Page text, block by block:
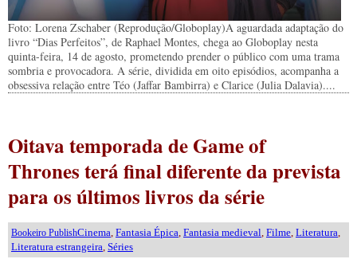
Foto: Lorena Zschaber (Reprodução/Globoplay)A aguardada adaptação do
livro “Dias Perfeitos”, de Raphael Montes, chega ao Globoplay nesta
quinta-feira, 14 de agosto, prometendo prender o público com uma trama
sombria e provocadora. A série, dividida em oito episódios, acompanha a
obsessiva relação entre Téo (Jaffar Bambirra) e Clarice (Julia Dalavia)....
Oitava temporada de Game of
Thrones terá final diferente da prevista
para os últimos livros da série
Bookeiro PublishCinema Fantasia Épica Fantasia medieval Filme Literatura
Literatura estrangeira Séries